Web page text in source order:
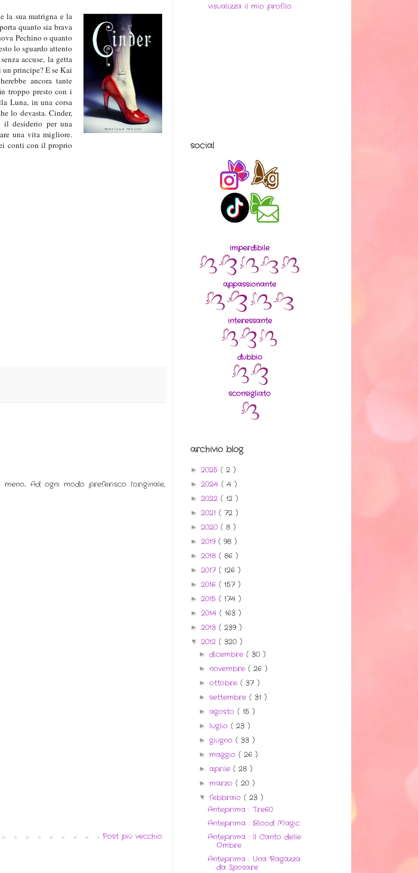
la sua matrigna e la
quanto sia brava
Pechino o quanto
lo sguardo attento
accuse, la getta
principe? E se Kai
ancora tante
troppo presto con i
Luna, in una corsa
lo devasta. Cinder,
il desiderio per una
una vita migliore.
conti con il proprio
Ad ogni modo preferisco l'originale,
Post più vecchio
visualizza il mio profilo
social
imperdibile
appassionante
interessante
dubbio
sconsigliato
archivio blog
► 2025 ( 2 )
► 2024 ( 4 )
► 2022 ( 12 )
► 2021 ( 72 )
► 2020 ( 8 )
► 2019 ( 98 )
► 2018 ( 86 )
► 2017 ( 126 )
► 2016 ( 157 )
► 2015 ( 174 )
► 2014 ( 163 )
► 2013 ( 239 )
▼ 2012 ( 320 )
► dicembre ( 30 )
► novembre ( 26 )
► ottobre ( 37 )
► settembre ( 31 )
► agosto ( 15 )
► luglio ( 23 )
► giugno ( 33 )
► maggio ( 26 )
► aprile ( 28 )
► marzo ( 20 )
▼ febbraio ( 23 )
Anteprima : Tre60
Anteprima : Blood Magic
Anteprima : Il Canto delle
Ombre
Anteprima : Una Ragazza
da Sposare